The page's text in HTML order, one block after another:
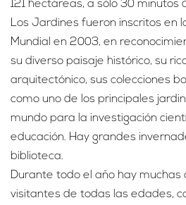
121 hectáreas, a sólo 30 minutos
Los Jardines fueron inscritos en
Mundial en 2003, en
su diverso paisaje histórico, su
arquitectónico, sus colecciones
como uno de los principales
mundo para la investigación
educación. Hay grandes
biblioteca.
Durante todo el año hay
visitantes de todas las edades,